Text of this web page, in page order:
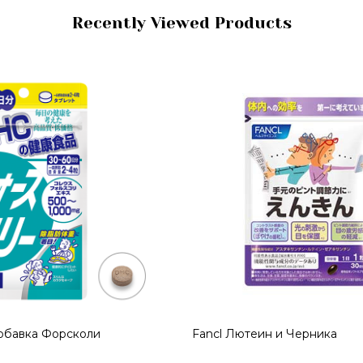
Recently Viewed Products
Fancl Лютеин и Черника